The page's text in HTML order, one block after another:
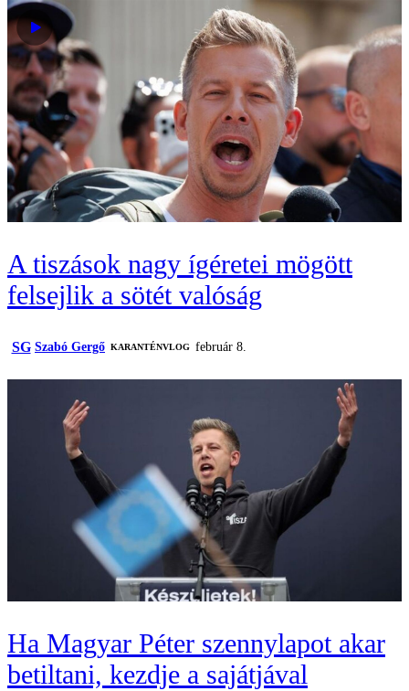
A tiszások nagy ígéretei mögött
felsejlik a sötét valóság
SG Szabó Gergő KARANTÉNVLOG február 8.
Ha Magyar Péter szennylapot akar
betiltani, kezdje a sajátjával